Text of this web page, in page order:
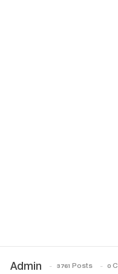
Admin 3761 Posts 0